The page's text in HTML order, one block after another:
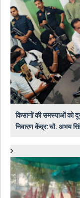
किसानों की समस्याओं को
निवारण केंद्र: चौ. अभय